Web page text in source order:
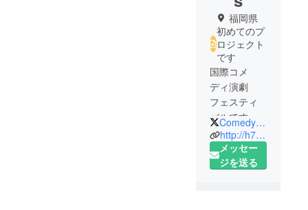
福岡県
初めてのプ
ロジェクト
です
国際コメ
ディ演劇
フェスティ
バルです！
福岡県は糟
屋郡志免町
ComedyFes
http://h732.net/comedy/index.html
メッセー
ジを送る